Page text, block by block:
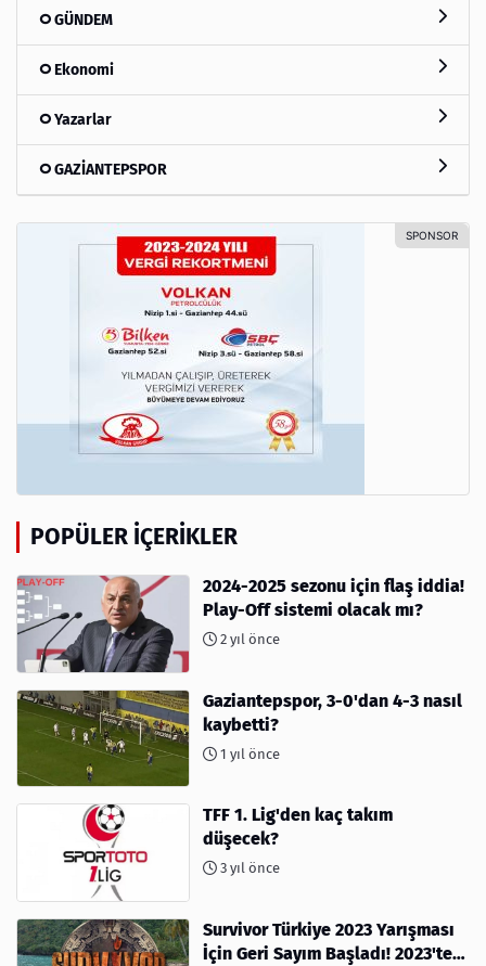
GÜNDEM
Ekonomi
Yazarlar
GAZİANTEPSPOR
POPÜLER İÇERIKLER
2024-2025 sezonu için flaş iddia!
Play-Off sistemi olacak mı?
2 yıl önce
Gaziantepspor, 3-0'dan 4-3 nasıl
kaybetti?
1 yıl önce
TFF 1. Lig'den kaç takım
düşecek?
3 yıl önce
Survivor Türkiye 2023 Yarışması
İçin Geri Sayım Başladı! 2023'te